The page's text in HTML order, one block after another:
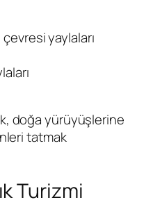
yaylaları
doğa yürüyüşlerine
tatmak
Turizmi